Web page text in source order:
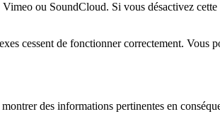
ou SoundCloud. Si vous désactivez
cessent de fonctionner correctement. Vous
des informations pertinentes en